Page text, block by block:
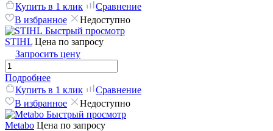
Купить в 1 клик
Сравнение
В избранное
Недоступно
Быстрый просмотр
STIHL Цена по запросу
Запросить цену
Подробнее
Купить в 1 клик
Сравнение
В избранное
Недоступно
Быстрый просмотр
Metabo Цена по запросу